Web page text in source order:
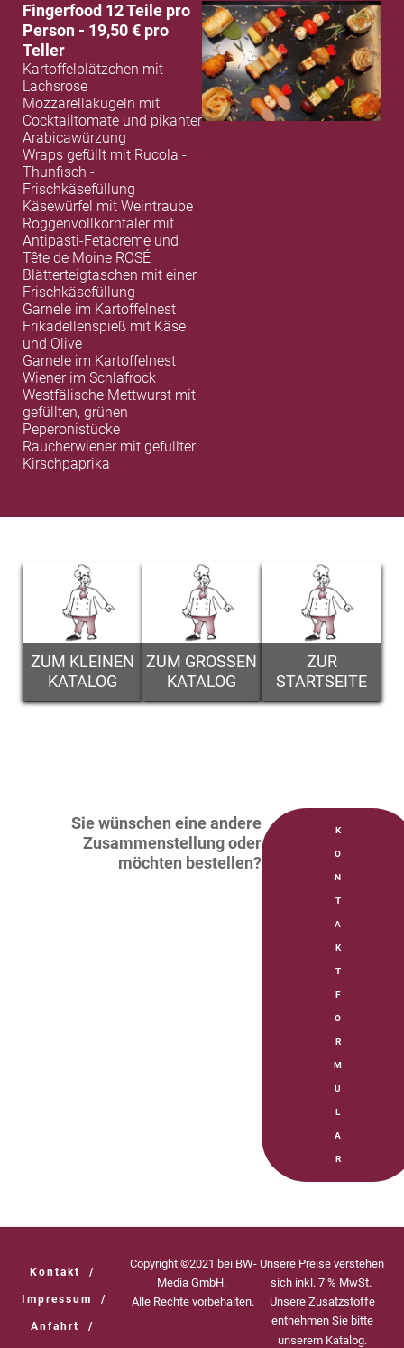
Fingerfood 12 Teile pro
Person - 19,50 € pro
Teller
Kartoffelplätzchen mit
Lachsrose
Mozzarellakugeln mit
Cocktailtomate und pikanter
Arabicawürzung
Wraps gefüllt mit Rucola -
Thunfisch -
Frischkäsefüllung
Käsewürfel mit Weintraube
Roggenvollkorntaler mit
Antipasti-Fetacreme und
Tête de Moine ROSÉ
Blätterteigtaschen mit einer
Frischkäsefüllung
Garnele im Kartoffelnest
Frikadellenspieß mit Käse
und Olive
Garnele im Kartoffelnest
Wiener im Schlafrock
Westfälische Mettwurst mit
gefüllten, grünen
Peperonistücke
Räucherwiener mit gefüllter
Kirschpaprika
ZUM KLEINEN
KATALOG
ZUM GROSSEN
KATALOG
ZUR
STARTSEITE
Sie wünschen eine andere
Zusammenstellung oder
möchten bestellen?
K
O
N
T
A
K
T
F
O
R
M
U
L
A
R
Kontakt /
Impressum /
Anfahrt /
Copyright ©2021 bei BW-
Media GmbH.
Alle Rechte vorbehalten.
Unsere Preise verstehen
sich inkl. 7 % MwSt.
Unsere Zusatzstoffe
entnehmen Sie bitte
unserem Katalog.